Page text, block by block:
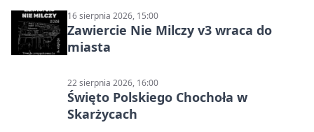
16 sierpnia 2026, 15:00
Zawiercie Nie Milczy v3 wraca do
miasta
22 sierpnia 2026, 16:00
Święto Polskiego Chochoła w
Skarżycach